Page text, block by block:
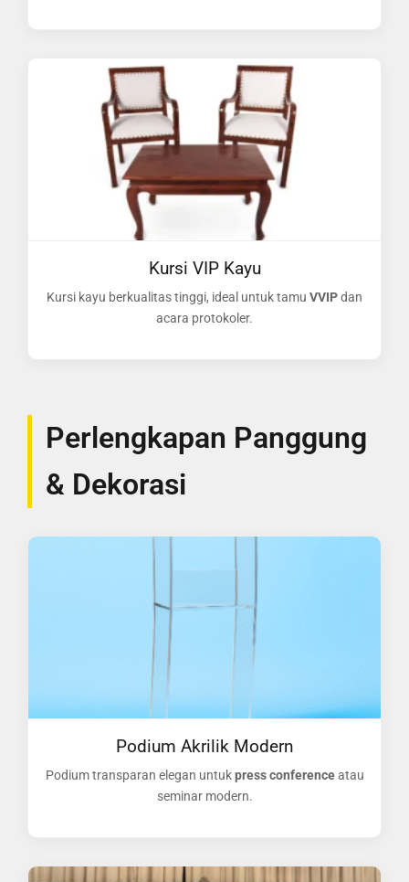
Kursi VIP Kayu
Kursi kayu berkualitas tinggi, ideal untuk tamu VVIPdan
acara protokoler.
Perlengkapan Panggung
& Dekorasi
Podium Akrilik Modern
Podium transparan elegan untukpress conferenceatau
seminar modern.